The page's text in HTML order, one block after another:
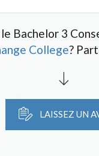
Bachelor 3
College?
LAISSEZ UN